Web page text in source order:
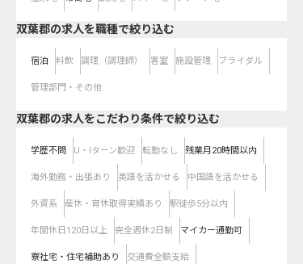
双葉郡の求人を職種で絞り込む
宿泊 料飲 調理（調理師） 客室 施設管理 ブライダル
管理部門・その他
双葉郡の求人をこだわり条件で絞り込む
学歴不問 U・Iターン歓迎 転勤なし 残業月20時間以内
海外勤務・出張あり 英語を活かせる 中国語を活かせる
外資系 産休・育休取得実績あり 駅徒歩5分以内
年間休日120日以上 完全週休2日制 マイカー通勤可
寮社宅・住宅補助あり 交通費全額支給